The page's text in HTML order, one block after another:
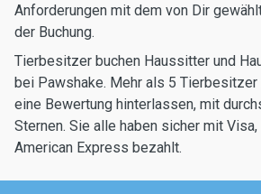
Anforderungen mit dem von Dir
der Buchung.
Tierbesitzer buchen Haussitter und
bei Pawshake. Mehr als 5 Tierbesitzer
eine Bewertung hinterlassen, mit
Sternen. Sie alle haben sicher mit
American Express bezahlt.